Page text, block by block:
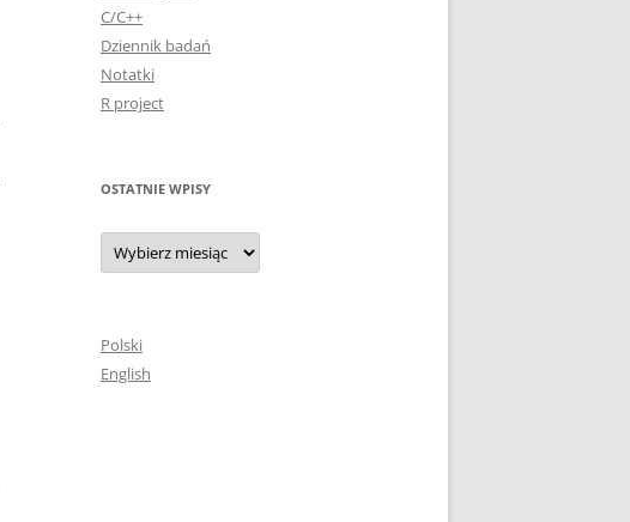
C/C++
Dziennik badań
Notatki
R project
OSTATNIE WPISY
Ostatnie
wpisy
Polski
English